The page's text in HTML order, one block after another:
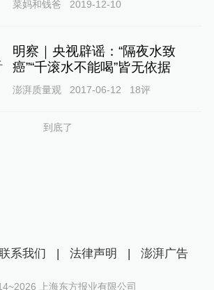
菜妈和钱爸 2019-12-10
明察｜央视辟谣：“隔夜水致
癌”“千滚水不能喝”皆无依据
澎湃质量观 2017-06-12 18评
到底了
系我们 | 法律声明 | 澎湃广告
2026 上海东方报业有限公司